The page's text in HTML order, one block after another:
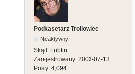
Podkasetarz Trollowiec
Nieaktywny
Skąd: Lublin
Zarejestrowany: 2003-07-13
Posty: 4,094